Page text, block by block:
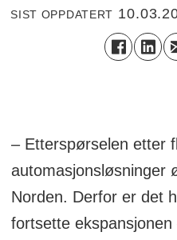
SIST OPPDATERT
– Etterspørselen etter
automasjonsløsninger
Norden. Derfor er det
fortsette